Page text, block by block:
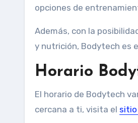
opciones de
Además, con la
y nutrición, Bodytech es
Horario
El horario de Bodytech
cercana a ti, visita el